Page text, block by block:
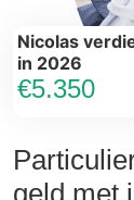
geld met
Nicolas
in 2026
€5.350